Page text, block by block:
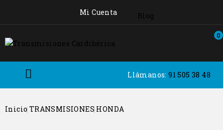
Mi Cuenta Blog
0
 Llámanos:91 505 38 48
Inicio TRANSMISIONES HONDA